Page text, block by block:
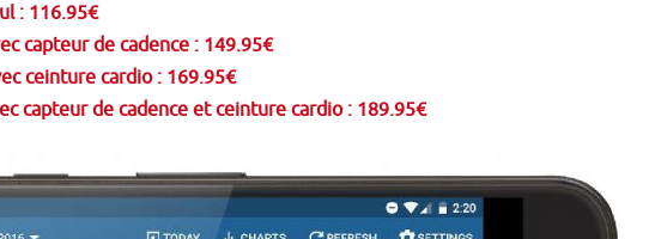
: 116.95€
capteur de cadence : 149.95€
ceinture cardio : 169.95€
capteur de cadence et ceinture cardio : 189.95€